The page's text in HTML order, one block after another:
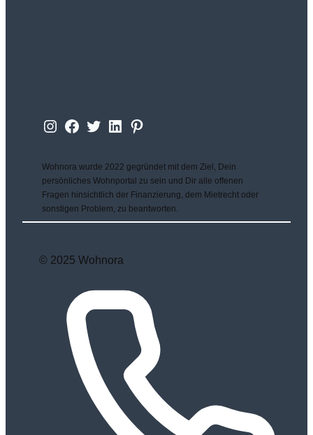
Instagram
Facebook
Twitter
LinkedIn
Wohnora
Wohnora wurde 2022 gegründet mit dem Ziel, Dein
persönliches Wohnportal zu sein und Dir alle offenen
Fragen hinsichtlich der Finanzierung, dem Mietrecht oder
sonstigen Problem, zu beantworten.
© 2025 Wohnora